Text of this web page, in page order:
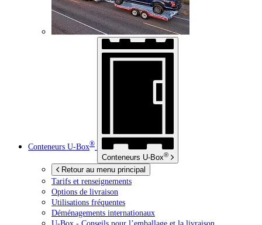
Conteneurs U-Box®
Conteneurs U-Box®
Retour au menu principal
Tarifs et renseignements
Options de livraison
Utilisations fréquentes
Déménagements internationaux
U-Box - Conseils pour l’emballage et la livraison